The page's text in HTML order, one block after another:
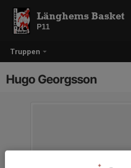
Truppen
Länghems Basket
P11
Hugo Georgsson